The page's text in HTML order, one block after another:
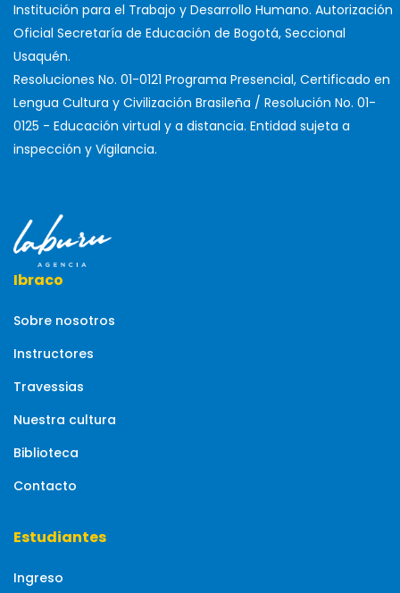
Institución para el Trabajo y Desarrollo Humano. Autorización
Oficial Secretaría de Educación de Bogotá, Seccional
Usaquén.
Resoluciones No. 01-0121 Programa Presencial, Certificado en
Lengua Cultura y Civilización Brasileña / Resolución No. 01-
0125 - Educación virtual y a distancia. Entidad sujeta a
inspección y Vigilancia.
Ibraco
Sobre nosotros
Instructores
Travessias
Nuestra cultura
Biblioteca
Contacto
Estudiantes
Ingreso